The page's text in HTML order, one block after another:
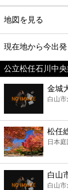
グルメ
映画
美容
コンビニ
薬局
スーパー
エンタメ
地図を見る
現在地から今出発
公立松任石川中
金城
白山
松任
日本
白山
白山